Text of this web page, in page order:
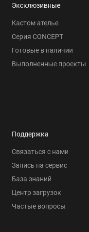
Эксклюзивные
Кастом ателье
Серия CONCEPT
Готовые в наличии
Выполненные проекты
Поддержка
Связаться с нами
Запись на сервис
База знаний
Центр загрузок
Частые вопросы